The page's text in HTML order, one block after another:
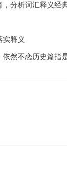
，分析词汇释义经
释义
然不恋历史篇指